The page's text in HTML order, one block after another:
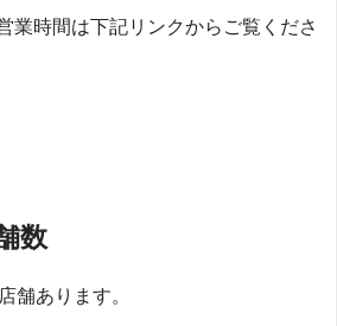
業時間は下記リンクからご覧くださ
数
舗あります。